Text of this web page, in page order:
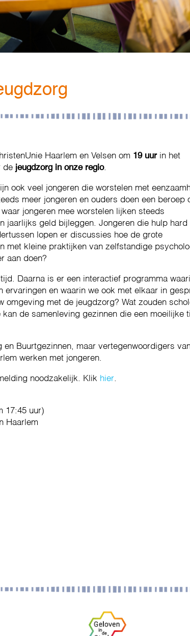
Haarlem en Velsen om 19 uurin het
de jeugdzorg in onze regio.
ook veel jongeren die worstelen met
meer jongeren en ouders doen een beroep
jongeren mee worstelen lijken steeds
jaarlijks geld bijleggen. Jongeren die hulp hard
lopen er discussies hoe de grote
met kleine praktijken van zelfstandige
aan doen?
Daarna is er een interactief programma
en waarin we ook met elkaar in
omgeving met de jeugdzorg? Wat zouden
de samenleving gezinnen die een moeilijke
Buurtgezinnen, maar vertegenwoordigers
werken met jongeren.
noodzakelijk. Klik hier.
17:45 uur)
Haarlem